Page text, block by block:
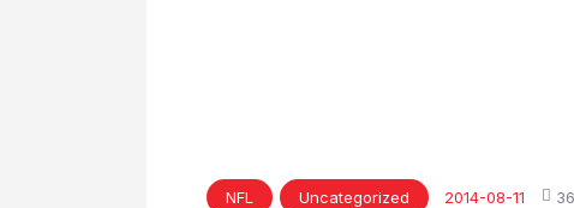
NFL Uncategorized 2014-08-11 36